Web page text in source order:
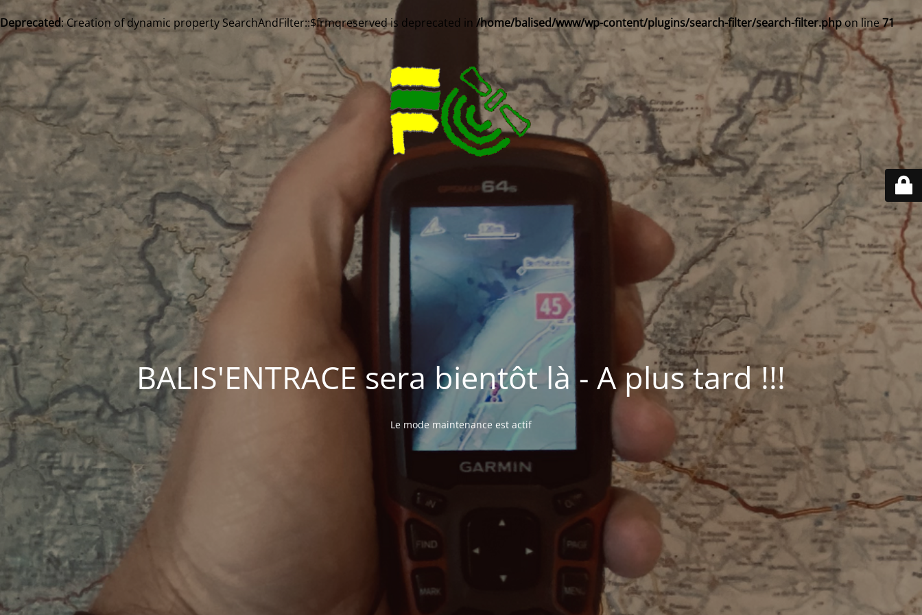
Deprecated: Creation of dynamic property SearchAndFilter::$frmqreserved is deprecated in /home/balised/www/wp-content/plugins/search-filter/search-filter.phpon line71
BALIS'ENTRACE sera bientôt là - A plus tard !!!
Le mode maintenance est actif